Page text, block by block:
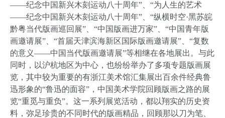
——纪念中国新兴木刻运动八十周年”、“为人生的艺术
——纪念中国新兴木刻运动八十周年”、“纵横时空·黑苏皖
黔粤当代版画巡回展”、“中国版画进万家”、“中国青年版
画邀请展”、“首届天津滨海新区国际版画邀请展”、“复数
的意义——中国当代版画邀请展”等相继在各地展出。与此
同时，以沪杭地区为中心，也纷纷举办了多项专题版画展
览，其中较为重要的有浙江美术馆汇集展出百余件经典鲁
迅形象的“鲁迅的面容”，中国美术学院回顾版画之路的展
览“重觅与重负”。这一系列展览活动，都以翔实的历史资
料，弥足珍贵的不同时代的版画精品，回顾那以刀为笔、